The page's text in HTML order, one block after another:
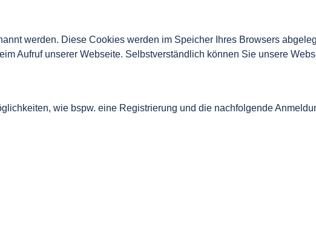
werden. Diese Cookies werden im Speicher Ihres Browsers
Aufruf unserer Webseite. Selbstverständlich können Sie unsere
wie bspw. eine Registrierung und die nachfolgende